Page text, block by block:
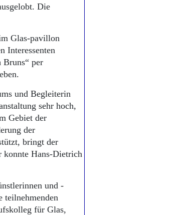
Die
Glas-pavillon
Interessenten
Bruns“ per
und Begleiterin
sehr hoch,
Gebiet der
der
bringt der
konnte Hans-Dietrich
und -
teilnehmenden
für Glas,